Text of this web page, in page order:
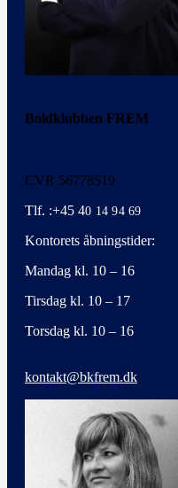
Boldklubben FREM
CVR 56778519
Tlf. :+45 40 14 94 69
Kontorets åbningstider:
Mandag kl. 10 – 16
Tirsdag kl. 10 – 17
Torsdag kl. 10 – 16
kontakt@bkfrem.dk